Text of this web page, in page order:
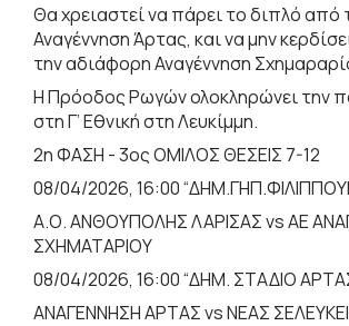
Θα χρειαστεί να πάρει το διπλό από
Αναγέννηση Άρτας, και να μην
την αδιάφορη Αναγέννηση
Η Πρόοδος Ρωγών ολοκληρώνει την
στη Γ’ Εθνική στη Λευκίμμη.
2η ΦΑΣΗ - 3ος ΟΜΙΛΟΣ ΘΕΣΕΙΣ 7-12
08/04/2026, 16:00
Α.Ο. ΑΝΘΟΥΠΟΛΗΣ ΛΑΡΙΣΑΣ vs ΑΕ
ΣΧΗΜΑΤΑΡΙΟΥ
08/04/2026, 16:00 “ΔΗΜ. ΣΤΑΔΙΟ
ΑΝΑΓΕΝΝΗΣΗ ΑΡΤΑΣ vs ΝΕΑΣ